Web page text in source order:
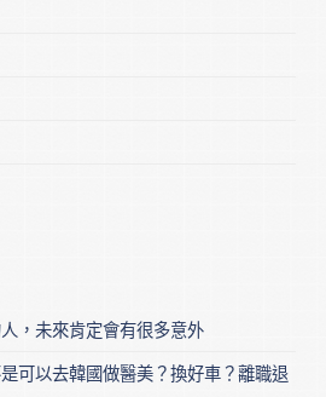
，未來肯定會有很多意外
可以去韓國做醫美？換好車？離職退